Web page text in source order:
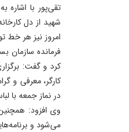
تقی‌پور با اشاره
شهید از دل
امروز نیز هر خط
فرمانده سازمان
کرد و گفت:
کارگر، معرفی و
در نماز جمعه با
وی افزود:
می‌شود و